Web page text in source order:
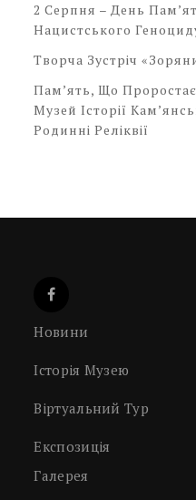
2 Серпня – День
Нацистського
Творча Зустріч
Пам’ять, Що
Музей Історії
Родинні Реліквії
Новини
Історія Музею
Віртуальний Тур
Експозиція
Галерея